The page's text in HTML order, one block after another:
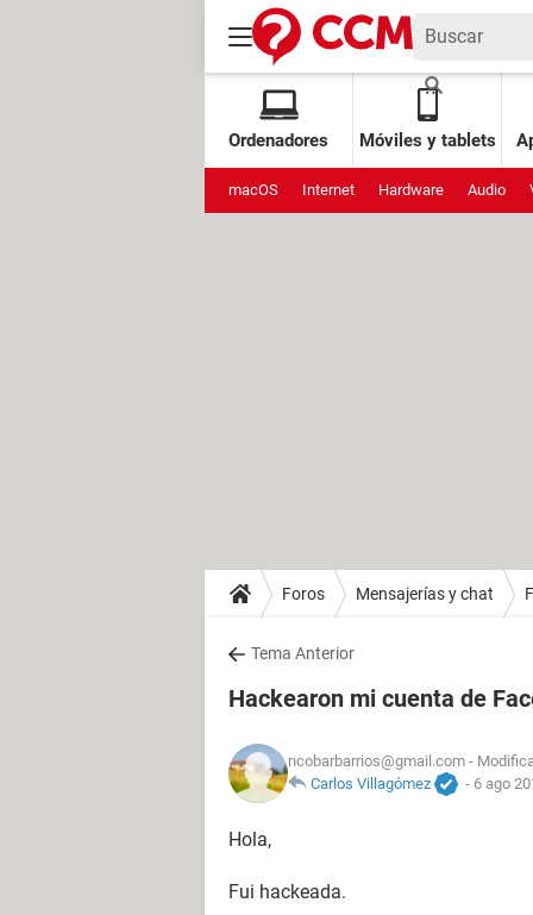
Ordenadores Móviles y tablets
macOS Internet Hardware Audio
Foros Mensajerías y chat
Tema Anterior
Hackearon mi cuenta de
ncobarbarrios@gmail.com -
Carlos Villagómez
- 6 ago
Hola,
Fui hackeada.